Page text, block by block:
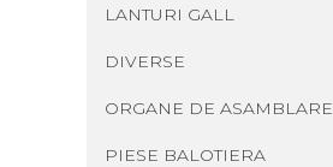
LANTURI GALL
DIVERSE
ORGANE DE ASAMBLARE
PIESE BALOTIERA